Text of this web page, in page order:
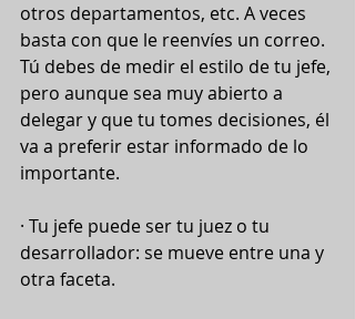
otros departamentos, etc. A veces
basta con que le reenvíes un correo.
Tú debes de medir el estilo de tu jefe,
pero aunque sea muy abierto a
delegar y que tu tomes decisiones, él
va a preferir estar informado de lo
importante.
· Tu jefe puede ser tu juez o tu
desarrollador: se mueve entre una y
otra faceta.